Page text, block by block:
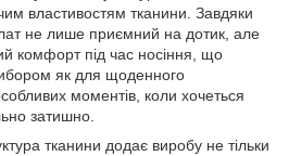
властивостям тканини. Завдяки
не лише приємний на дотик, але
комфорт під час носіння, що
як для щоденного
моментів, коли хочеться
затишно.
тканини додає виробу не тільки